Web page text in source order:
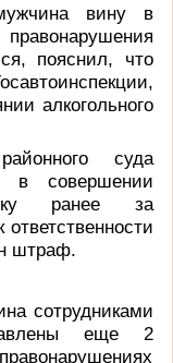
вину в
пояснил, что
алкогольного
суда
в совершении
ранее за
штраф.
сотрудниками
еще 2